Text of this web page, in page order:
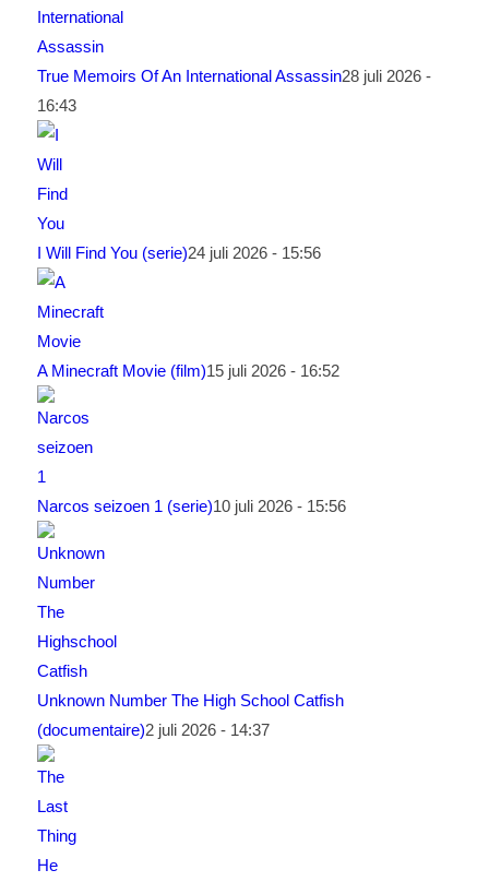
True Memoirs Of An International Assassin28 juli 2026 -
16:43
I Will Find You (serie)24 juli 2026 - 15:56
A Minecraft Movie (film)15 juli 2026 - 16:52
Narcos seizoen 1 (serie)10 juli 2026 - 15:56
Unknown Number The High School Catfish
(documentaire)2 juli 2026 - 14:37